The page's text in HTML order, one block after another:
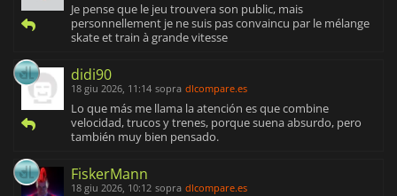
Je pense que le jeu trouvera son public, mais
personnellement je ne suis pas convaincu par le mélange
skate et train à grande vitesse
didi90
18 giu 2026, 11:14 sopra dlcompare.es
Lo que más me llama la atención es que combine
velocidad, trucos y trenes, porque suena absurdo, pero
también muy bien pensado.
FiskerMann
18 giu 2026, 10:12 sopra dlcompare.es